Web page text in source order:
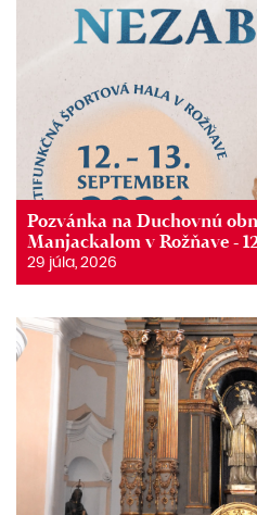
Pozvánka na Duchovnú
Manjackalom v Rožňave -
29 júla, 2026